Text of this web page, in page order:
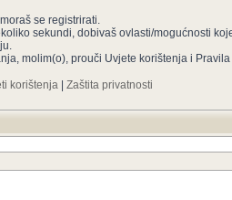
se registrirati.
sekundi, dobivaš ovlasti/mogućnosti
molim(o), prouči Uvjete korištenja i
korištenja| Zaštita privatnosti